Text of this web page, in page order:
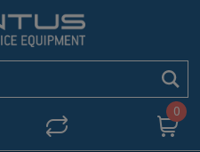
0
Παγωτού
Λεκανάκια Παγωτού
τη Ventus A.E. Σε αυτή τη
το κατάλληλο